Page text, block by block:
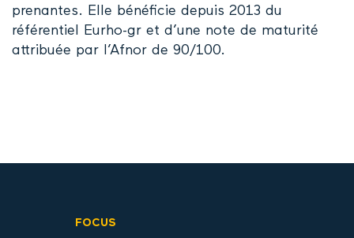
prenantes. Elle bénéficie depuis 2013 du
référentiel Eurho-gr et d’une note de maturité
attribuée par l’Afnor de 90/100.
FOCUS